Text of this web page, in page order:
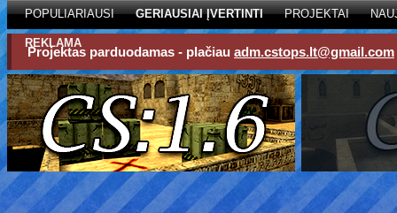
POPULIARIAUSI GERIAUSIAI ĮVERTINTI PROJEKTAI
REKLAMA
Projektas parduodamas - plačiau adm.cstops.lt@gmail.com